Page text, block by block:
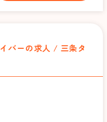
バーの求人 / 三条タ